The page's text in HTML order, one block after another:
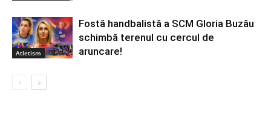
Atletism
Fostă handbalistă a SCM Gloria Buzău
schimbă terenul cu cercul de
aruncare!